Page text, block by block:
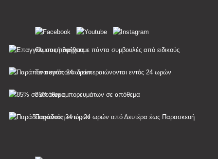
Θα σας παρέχουμε πάντα συμβουλές από ειδικούς
Τα παράπονα διεκπεραιώνονται εντός 24 ωρών
85% των εμπορευμάτων σε απόθεμα
Παράδοση εντός 24 ωρών από Δευτέρα έως Παρασκευή